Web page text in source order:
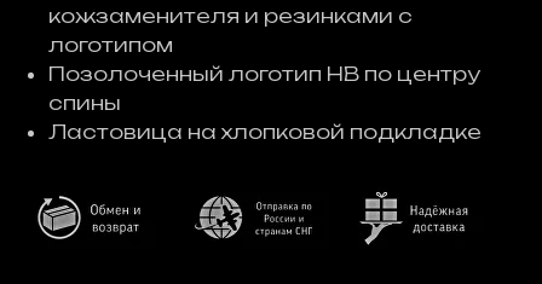
кожзаменителя и резинками с
логотипом
Позолоченный логотип HB по центру
спины
Ластовица на хлопковой подкладке